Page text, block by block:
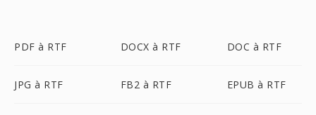
PDF à RTF DOCX à RTF DOC à RTF
JPG à RTF FB2 à RTF EPUB à RTF